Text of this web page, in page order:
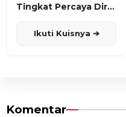
Tingkat Percaya Diri
Ikuti Kuisnya ➔
Komentar